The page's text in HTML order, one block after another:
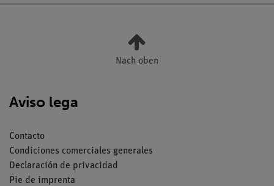
Nach oben
Aviso lega
Contacto
Condiciones comerciales generales
Declaración de privacidad
Pie de imprenta